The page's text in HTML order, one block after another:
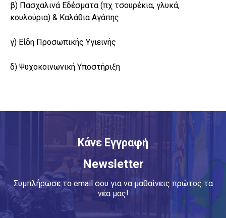
β) Πασχαλινά Εδέσματα (πχ τσουρέκια, γλυκά,
κουλούρια) & Καλάθια Αγάπης
γ) Είδη Προσωπικής Υγιεινής
δ) Ψυχοκοινωνική Υποστήριξη
Κάνε Εγγραφή
Newsletter
Συμπλήρωσε το email σου για να μαθαίνεις πρώτος τα
νέα μας!